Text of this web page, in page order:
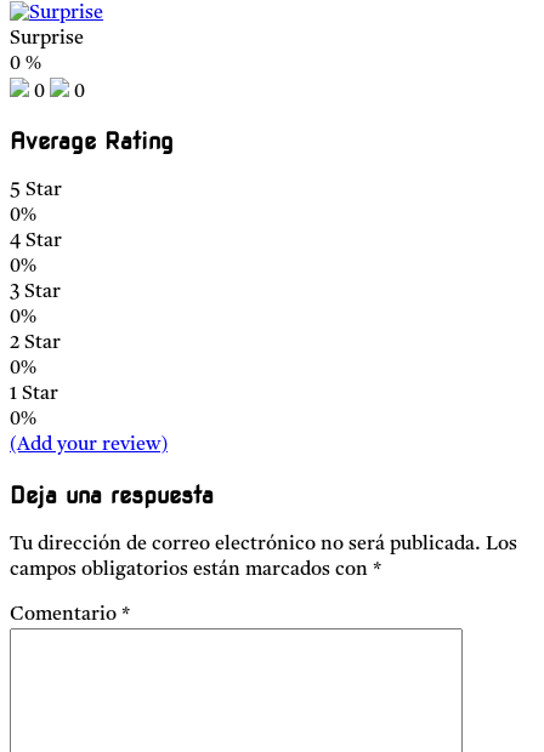
Surprise
0 %
0
0
Average Rating
5 Star
0%
4 Star
0%
3 Star
0%
2 Star
0%
1 Star
0%
(Add your review)
Deja una respuesta
Tu dirección de correo electrónico no será publicada. Los
campos obligatorios están marcados con *
Comentario *